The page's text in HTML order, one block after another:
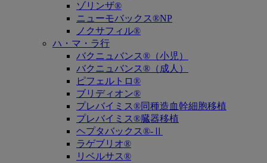
ゾリンザ®
ニューモバックス®NP
ノクサフィル®
ハ・マ・ラ行
バクニュバンス®（小児）
バクニュバンス®（成人）
ピフェルトロ®
ブリディオン®
プレバイミス®同種造血幹細胞移植
プレバイミス®臓器移植
ヘプタバックス®-Ⅱ
ラゲブリオ®
リベルサス®